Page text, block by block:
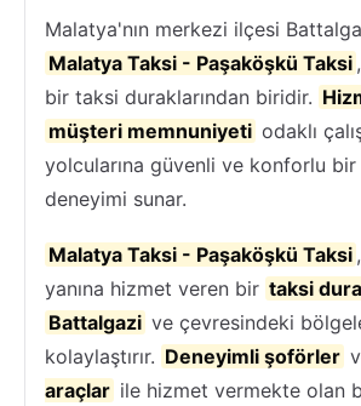
Malatya'nın merkezi ilçesi
Malatya Taksi - Paşaköşkü Taksi
bir taksi duraklarından biridir.
müşteri memnuniyeti odaklı
yolcularına güvenli ve konforlu bir
deneyimi sunar.
Malatya Taksi - Paşaköşkü Taksi
yanına hizmet veren bir taksi
Battalgazi ve çevresindeki
kolaylaştırır. Deneyimli şoförler
araçlar ile hizmet vermekte olan